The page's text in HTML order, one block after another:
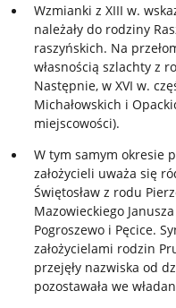
Wzmianki z XIII w.
należały do rodziny
raszyńskich. Na
własnością szlachty z
Następnie, w XVI w.
Michałowskich i
miejscowości).
W tym samym okresie
założycieli uważa się
Świętosław z rodu
Mazowieckiego
Pogroszewo i Pęcice.
założycielami rodzin
przejęły nazwiska od
pozostawała we